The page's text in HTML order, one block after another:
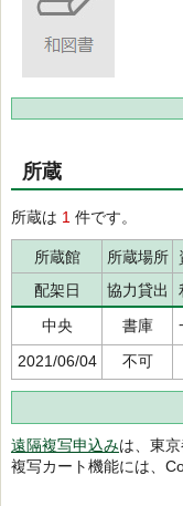
所蔵
所蔵は 1 件です。
所蔵館 所蔵場所
配架日
協力貸出
中央
書庫
2021/06/04
不可
遠隔複写申込みは、東
複写カート機能には、